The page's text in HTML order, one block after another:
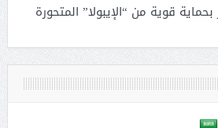
قوية من “الإيبولا” المتحورة